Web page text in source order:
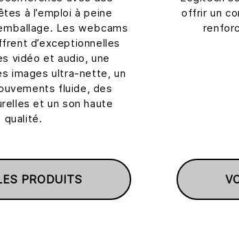
à l’emploi à peine
Les webcams
d’exceptionnelles
vidéo et audio, une
images ultra-nette, un
fluide, des
et un son haute
qualité.
PRODUITS
offrir un